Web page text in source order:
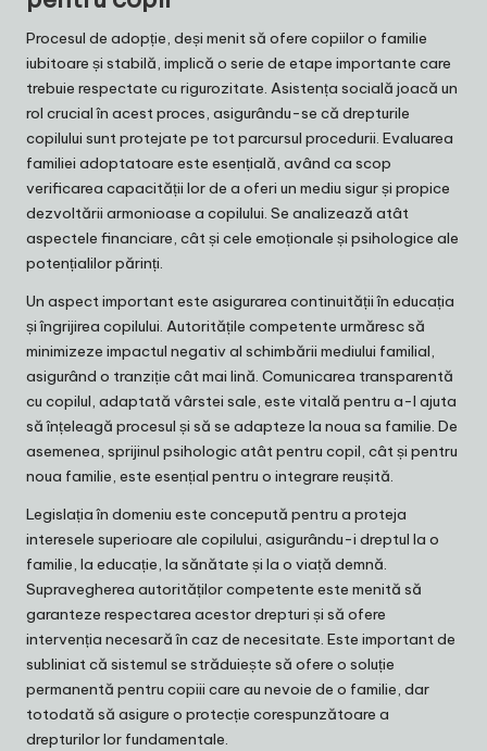
Procesul de adopție, deși menit să ofere copiilor o familie
iubitoare și stabilă, implică o serie de etape importante care
trebuie respectate cu rigurozitate. Asistența socială joacă un
rol crucial în acest proces, asigurându-se că drepturile
copilului sunt protejate pe tot parcursul procedurii. Evaluarea
familiei adoptatoare este esențială, având ca scop
verificarea capacității lor de a oferi un mediu sigur și propice
dezvoltării armonioase a copilului. Se analizează atât
aspectele financiare, cât și cele emoționale și psihologice ale
potențialilor părinți.
Un aspect important este asigurarea continuității în educația
și îngrijirea copilului. Autoritățile competente urmăresc să
minimizeze impactul negativ al schimbării mediului familial,
asigurând o tranziție cât mai lină. Comunicarea transparentă
cu copilul, adaptată vârstei sale, este vitală pentru a-l ajuta
să înțeleagă procesul și să se adapteze la noua sa familie. De
asemenea, sprijinul psihologic atât pentru copil, cât și pentru
noua familie, este esențial pentru o integrare reușită.
Legislația în domeniu este concepută pentru a proteja
interesele superioare ale copilului, asigurându-i dreptul la o
familie, la educație, la sănătate și la o viață demnă.
Supravegherea autorităților competente este menită să
garanteze respectarea acestor drepturi și să ofere
intervenția necesară în caz de necesitate. Este important de
subliniat că sistemul se străduiește să ofere o soluție
permanentă pentru copiii care au nevoie de o familie, dar
totodată să asigure o protecție corespunzătoare a
drepturilor lor fundamentale.